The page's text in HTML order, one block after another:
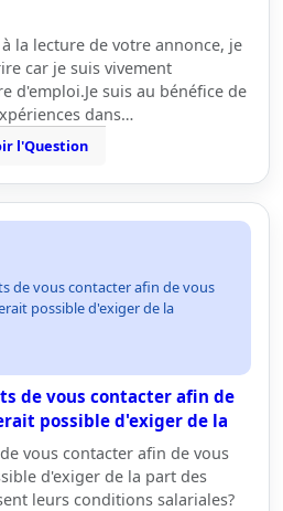
la lecture de votre annonce, je
car je suis vivement
d'emploi.Je suis au bénéfice de
dans…
l'Question
de vous contacter afin de vous
possible d'exiger de la
de vous contacter afin de
possible d'exiger de la
vous contacter afin de vous
d'exiger de la part des
leurs conditions salariales?